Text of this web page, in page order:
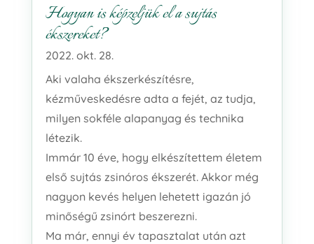
Hogyan is képzeljük el a sujtás
ékszereket?
2022. okt. 28.
Aki valaha ékszerkészítésre,
kézműveskedésre adta a fejét, az tudja,
milyen sokféle alapanyag és technika
létezik.
Immár 10 éve, hogy elkészítettem életem
első sujtás zsinóros ékszerét. Akkor még
nagyon kevés helyen lehetett igazán jó
minőségű zsinórt beszerezni.
Ma már, ennyi év tapasztalat után azt